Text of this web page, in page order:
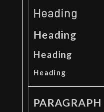
Heading
Heading
Heading
Heading
PARAGRAPH